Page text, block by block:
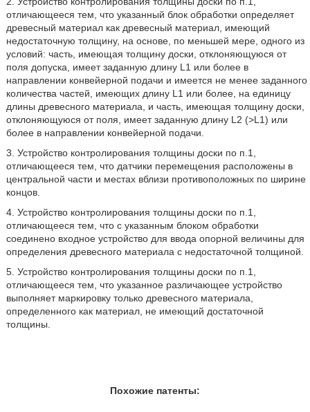
отличающееся тем, что указанный блок обработки определяет
древесный материал как древесный материал, имеющий
недостаточную толщину, на основе, по меньшей мере, одного из
условий: часть, имеющая толщину доски, отклоняющуюся от
поля допуска, имеет заданную длину L1 или более в
направлении конвейерной подачи и имеется не менее заданного
количества частей, имеющих длину L1 или более, на единицу
длины древесного материала, и часть, имеющая толщину доски,
отклоняющуюся от поля, имеет заданную длину L2 (>L1) или
более в направлении конвейерной подачи.
3. Устройство контролирования толщины доски по п.1,
отличающееся тем, что датчики перемещения расположены в
центральной части и местах вблизи противоположных по ширине
концов.
4. Устройство контролирования толщины доски по п.1,
отличающееся тем, что с указанным блоком обработки
соединено входное устройство для ввода опорной величины для
определения древесного материала с недостаточной толщиной.
5. Устройство контролирования толщины доски по п.1,
отличающееся тем, что указанное различающее устройство
выполняет маркировку только древесного материала,
определенного как материал, не имеющий достаточной
толщины.
Похожие патенты: